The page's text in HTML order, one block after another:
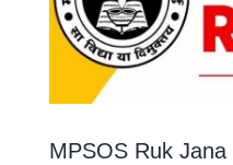
MPSOS Ruk